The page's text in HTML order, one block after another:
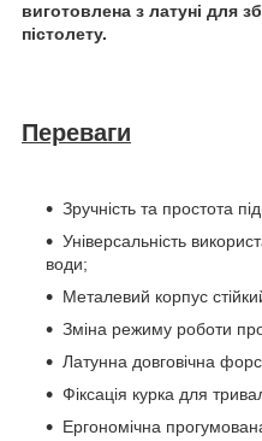
виготовлена з латуні для
пістолету.
Переваги
Зручність та простота
Універсальність
води;
Металевий корпус
Зміна режиму роботи
Латунна довговічна
Фіксація курка для
Ергономічна